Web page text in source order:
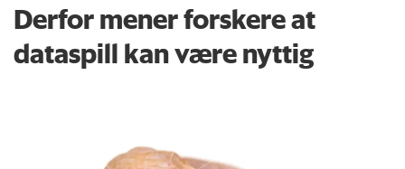
Derfor mener forskere at
dataspill kan være nyttig